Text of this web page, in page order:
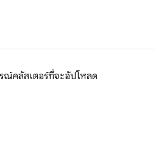
ณ์คลัสเตอร์ที่จะอัปโหลด